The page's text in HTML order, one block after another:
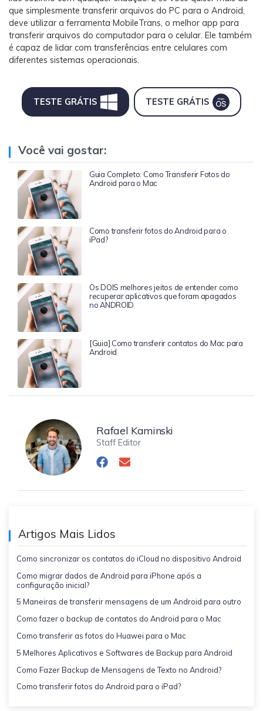
que simplesmente transferir arquivos do PC para o Android,
deve utilizar a ferramenta MobileTrans, o melhor app para
transferir arquivos do computador para o celular. Ele também
é capaz de lidar com transferências entre celulares com
diferentes sistemas operacionais.
TESTE GRÁTIS TESTE GRÁTIS
Você vai gostar:
Guia Completo: Como Transferir Fotos do
Android para o Mac
Como transferir fotos do Android para o
iPad?
Os DOIS melhores jeitos de entender como
recuperar aplicativos que foram apagados
no ANDROID
[Guia] Como transferir contatos do Mac para
Android
Rafael Kaminski
Staff Editor
Artigos Mais Lidos
Como sincronizar os contatos do iCloud no dispositivo Android
Como migrar dados de Android para iPhone após a
configuração inicial?
5 Maneiras de transferir mensagens de um Android para outro
Como fazer o backup de contatos do Android para o Mac
Como transferir as fotos do Huawei para o Mac
5 Melhores Aplicativos e Softwares de Backup para Android
Como Fazer Backup de Mensagens de Texto no Android?
Como transferir fotos do Android para o iPad?